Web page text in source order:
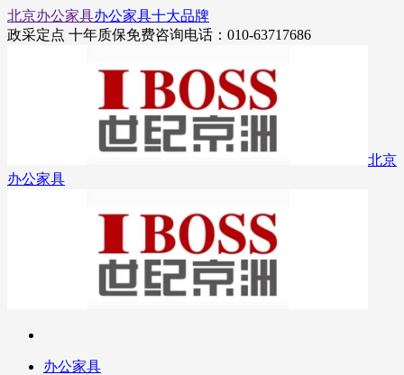
北京办公家具办公家具十大品牌
政采定点 十年质保免费咨询电话：010-63717686
北京
办公家具
办公家具